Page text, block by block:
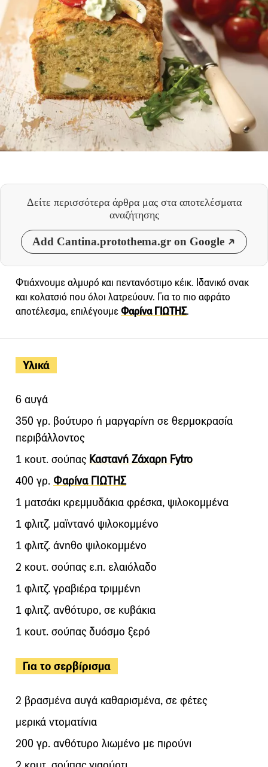
Δείτε περισσότερα άρθρα μας στα αποτελέσματα
αναζήτησης
Add Cantina.protothema.gr on Google
Υλικά
6 αυγά
350 γρ. βούτυρο ή μαργαρίνη σε θερμοκρασία
περιβάλλοντος
1 κουτ. σούπας Καστανή Ζάχαρη Fytro
400 γρ. Φαρίνα ΓΙΩΤΗΣ
1 ματσάκι κρεμμυδάκια φρέσκα, ψιλοκομμένα
1 φλιτζ. μαϊντανό ψιλοκομμένο
1 φλιτζ. άνηθο ψιλοκομμένο
2 κουτ. σούπας ε.π. ελαιόλαδο
1 φλιτζ. γραβιέρα τριμμένη
1 φλιτζ. ανθότυρο, σε κυβάκια
1 κουτ. σούπας δυόσμο ξερό
Για το σερβίρισμα
2 βρασμένα αυγά καθαρισμένα, σε φέτες
μερικά ντοματίνια
200 γρ. ανθότυρο λιωμένο με πιρούνι
Φτιάχνουμε αλμυρό και πεντανόστιμο κέικ. Ιδανικό σνακ
και κολατσιό που όλοι λατρεύουν. Για το πιο αφράτο
αποτέλεσμα, επιλέγουμεΦαρίνα ΓΙΩΤΗΣ.